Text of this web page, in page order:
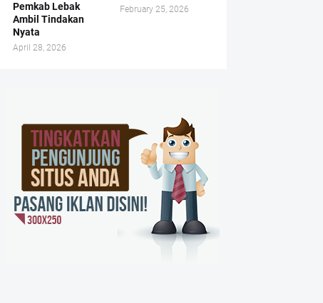
Pemkab Lebak
Ambil Tindakan
Nyata
April 28, 2026
February 25, 2026